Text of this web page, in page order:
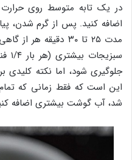
اضافه کنید. پس از گرم شدن،
مدت ۲۵ تا ۳۰ دقیقه
جلوگیری شود، اما نکته
این است که فقط زمانی که
شد، آب گوشت بیشتری اضافه